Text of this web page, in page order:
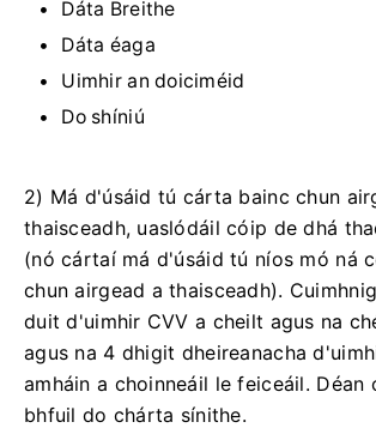
Dáta Breithe
Dáta éaga
Uimhir an doiciméid
Do shíniú
2) Má d'úsáid tú cárta bainc chun
thaisceadh, uaslódáil cóip de dhá
(nó cártaí má d'úsáid tú níos mó ná
chun airgead a thaisceadh).
duit d'uimhir CVV a cheilt agus na
agus na 4 dhigit dheireanacha
amháin a choinneáil le feiceáil. Déan
bhfuil do chárta sínithe.